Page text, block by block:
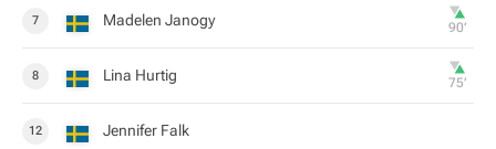
7 Madelen Janogy 90‎’‎
8 Lina Hurtig 75‎’‎
12 Jennifer Falk